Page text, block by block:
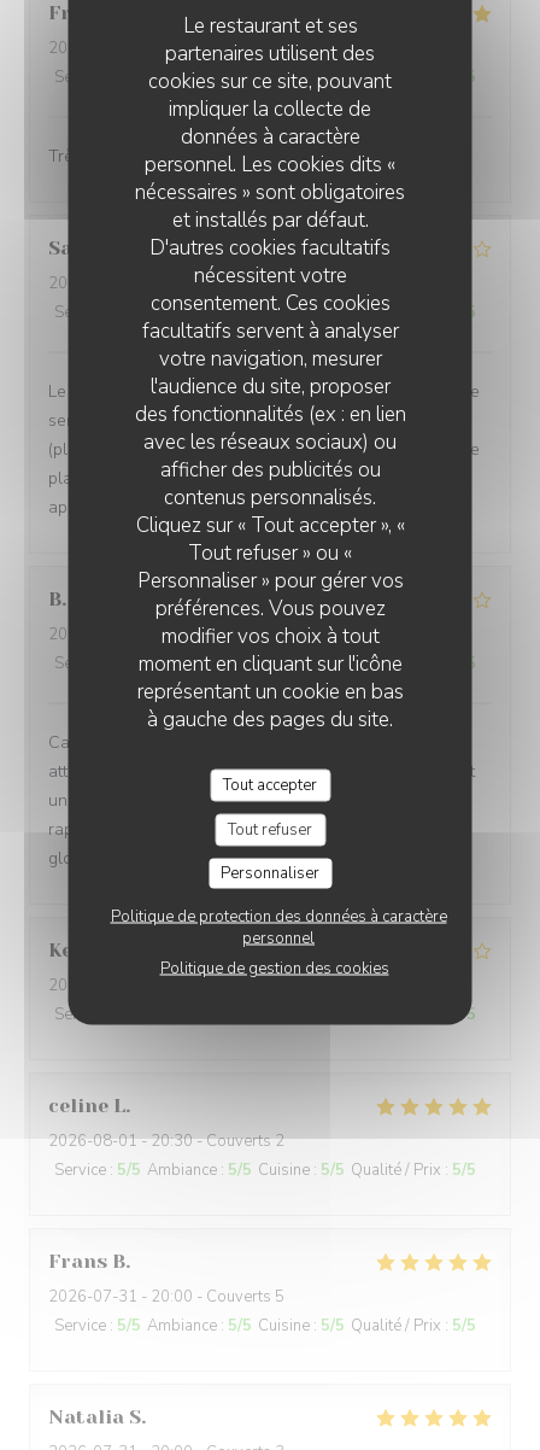
Le restaurant et ses
partenaires utilisent des
cookies sur ce site, pouvant
impliquer la collecte de
données à caractère
personnel. Les cookies dits «
nécessaires » sont obligatoires
et installés par défaut.
D'autres cookies facultatifs
nécessitent votre
consentement. Ces cookies
facultatifs servent à analyser
votre navigation, mesurer
l'audience du site, proposer
des fonctionnalités (ex : en lien
avec les réseaux sociaux) ou
afficher des publicités ou
contenus personnalisés.
Cliquez sur « Tout accepter », «
Tout refuser » ou «
Personnaliser » pour gérer vos
préférences. Vous pouvez
modifier vos choix à tout
moment en cliquant sur l'icône
représentant un cookie en bas
à gauche des pages du site.
Tout accepter
Tout refuser
Personnaliser
Politique de protection des données à caractère
personnel
Politique de gestion des cookies
Francoise
2026-08-05
- 19:30 - Couverts 2
Service
Ambiance :4 /5 Cuisine 5/5 Qualité / Prix /5
Très bon .Accueil ,service de qualité.
Sandrine D
2026-08-01
- 20:00 - Couverts 5
Service
Ambiance:5 /5 Cuisine: 2/5 Qualité / Prix /5
Le cadre est magnifique, dehors comme à l'intérieur et le
service est attentionné. Toutefois, la cuisine n'est pas
(plus) à la hauteur et nous avons eu des changement de
plats de la formule sans nous prévenir avant de nous
apporter les assiettes.
B
2026-08-03
- 19:45 - Couverts 2
Service
/5 Ambiance :5 /5 Cuisine: 4/5 Qualité / Prix /5
Cadre chaleureux , Accueil attentif , Carte et Menu
attractifs pour tous les goûts , Carte des vins permettant
un bon choix , Cuisine soignée , Service rapide , prix en
rapport . Parking gratuit à proximité . Etions un couple :
globalement très satisfaits .
Kerleau
2026-08-03
Service
/5
celine L
2026-08-01- 20:30 - Couverts 2
Service : 5/5 Ambiance : 5/5 Cuisine : 5/5 Qualité / Prix : 5/5
Frans B
2026-07-31 - 20:00 - Couverts 5
Service : 5/5 Ambiance : 5/5 Cuisine : 5/5 Qualité / Prix : 5/5
Natalia S